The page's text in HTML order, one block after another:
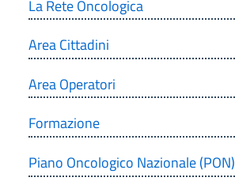
La Rete Oncologica
Area Cittadini
Area Operatori
Formazione
Piano Oncologico Nazionale (PON)